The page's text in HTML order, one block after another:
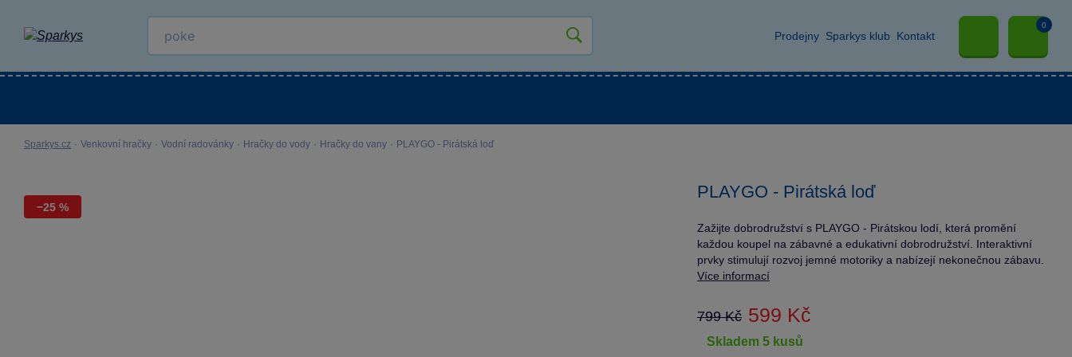
Prodejny Sparkys klub Kontakt
0
Sparkys.cz · Venkovní hračky · Vodní radovánky · Hračky do vody · Hračky do vany · PLAYGO - Pirátská loď
−25 %
PLAYGO - Pirátská loď
Zažijte dobrodružství s PLAYGO - Pirátskou lodí, která promění
každou koupel na zábavné a edukativní dobrodružství. Interaktivní
prvky stimulují rozvoj jemné motoriky a nabízejí nekonečnou zábavu.
Více informací
799 Kč 599 Kč
skladem 5 kusů